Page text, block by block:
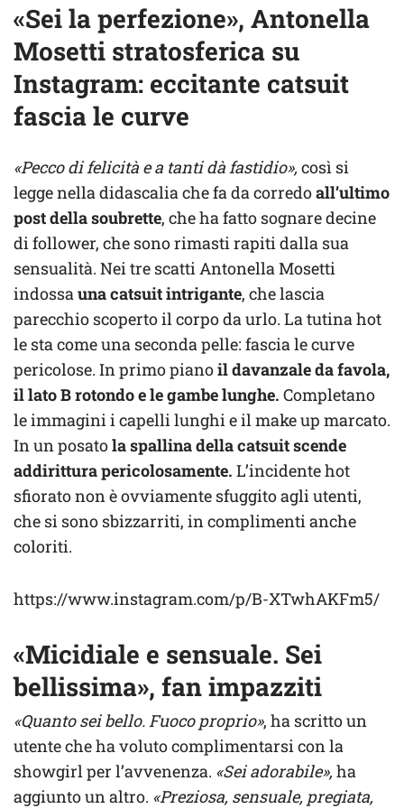
«Sei la perfezione», Antonella
Mosetti stratosferica su
Instagram: eccitante catsuit
fascia le curve
«Pecco di felicità e a tanti dà fastidio»,così si
legge nella didascalia che fa da corredoall’ultimo
post della soubrette, che ha fatto sognare decine
di follower, che sono rimasti rapiti dalla sua
sensualità. Nei tre scatti Antonella Mosetti
indossauna catsuit intrigante, che lascia
parecchio scoperto il corpo da urlo. La tutina hot
le sta come una seconda pelle: fascia le curve
pericolose. In primo pianoil davanzale da favola,
il lato B rotondo e le gambe lunghe. Completano
le immagini i capelli lunghi e il make up marcato.
In un posatola spallina della catsuit scende
addirittura pericolosamente. L’incidente hot
sfiorato non è ovviamente sfuggito agli utenti,
che si sono sbizzarriti, in complimenti anche
coloriti.
https://www.instagram.com/p/B-XTwhAKFm5/
«Micidiale e sensuale. Sei
bellissima», fan impazziti
«Quanto sei bello. Fuoco proprio», ha scritto un
utente che ha voluto complimentarsi con la
showgirl per l’avvenenza. «Sei adorabile»,ha
aggiunto un altro. «Preziosa, sensuale, pregiata,